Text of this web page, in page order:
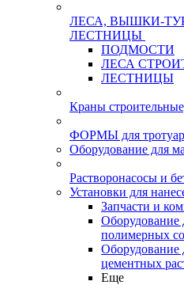
ЛЕСА, ВЫШКИ-
ЛЕСТНИЦЫ
ПОДМОСТИ
ЛЕСА
ЛЕСТНИЦЫ
Краны
ФОРМЫ для
Оборудование для
Растворонасосы и
Установки для
Запчасти и
Оборудование
полимерных
Оборудование
цементных
Еще